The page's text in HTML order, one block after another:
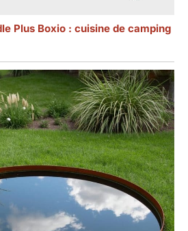
Plus Boxio : cuisine de camping